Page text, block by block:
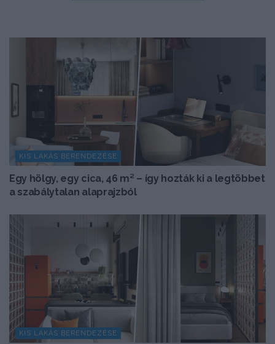
KIS LAKÁS BERENDEZÉSE
Egy hölgy, egy cica, 46 m² – így hozták ki a legtöbbet
a szabálytalan alaprajzból
KIS LAKÁS BERENDEZÉSE